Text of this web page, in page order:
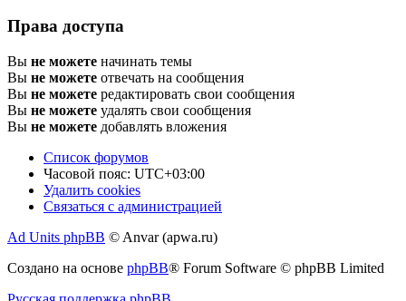
Права доступа
Вы не можете начинать темы
Вы не можете отвечать на сообщения
Вы не можете редактировать свои сообщения
Вы не можете удалять свои сообщения
Вы не можете добавлять вложения
Список форумов
Часовой пояс: UTC+03:00
Удалить cookies
Связаться с администрацией
Ad Units phpBB © Anvar (apwa.ru)
Создано на основе phpBB® Forum Software © phpBB Limited